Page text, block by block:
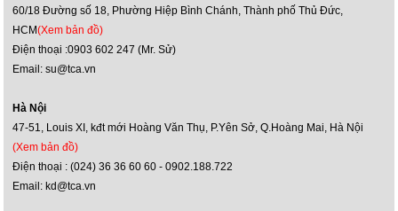
60/18 Đường số 18, Phường Hiệp Bình Chánh, Thành phố Thủ Đức,
HCM(Xem bản đồ)
Điện thoại :0903 602 247 (Mr. Sử)
Email: su@tca.vn
Hà Nội
47-51, Louis XI, kđt mới Hoàng Văn Thụ, P.Yên Sở, Q.Hoàng Mai, Hà Nội
(Xem bản đồ)
Điện thoại : (024) 36 36 60 60 - 0902.188.722
Email: kd@tca.vn